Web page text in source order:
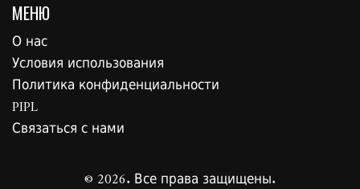
МЕНЮ
О нас
Условия использования
Политика конфиденциальности
PIPL
Связаться с нами
© 2026. Все права защищены.